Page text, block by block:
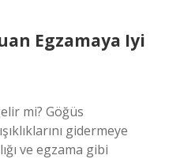
Egzamaya Iyi
mi? Göğüs
gidermeye
ve egzama gibi